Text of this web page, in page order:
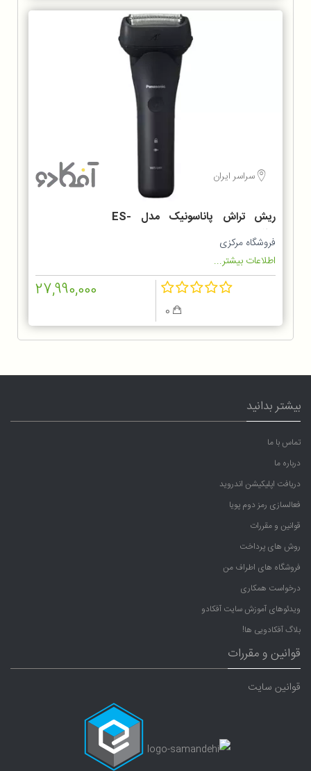
سراسر ایران
ریش تراش پاناسونیک مدل ES-
LT2B
فروشگاه مرکزی
اطلاعات بیشتر...
27,990,000
بیشتر بدانید
تماس با ما
درباره ما
دریافت اپلیکیشن اندروید
فعالسازی رمز دوم پویا
قوانین و مقررات
روش های پرداخت
فروشگاه های اطراف من
درخواست همکاری
ویدئوهای آموزش سایت آفکادو
بلاگ آفکادویی ها!
قوانین و مقررات
قوانین سایت